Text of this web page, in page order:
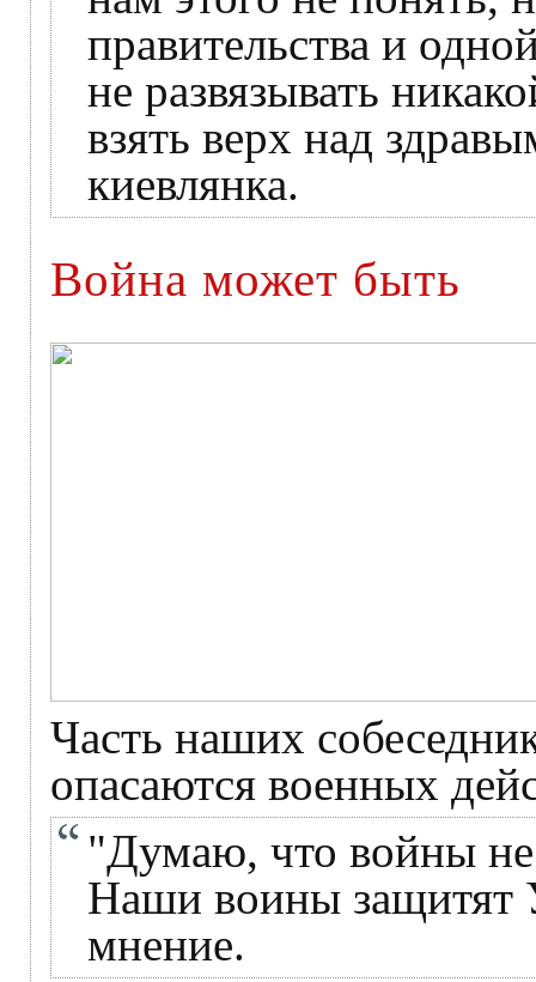
правительства и
не развязывать
взять верх над
киевлянка.
Война может быть
Часть наших
опасаются военных
"Думаю, что войны не
Наши воины защитят
мнение.